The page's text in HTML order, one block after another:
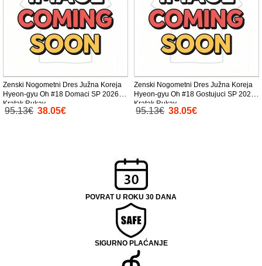
Zenski Nogometni Dres Južna Koreja
Hyeon-gyu Oh #18 Domaci SP 2026
Kratak Rukav
95.13€ 38.05€
Zenski Nogometni Dres Južna Koreja
Hyeon-gyu Oh #18 Gostujuci SP 2026
Kratak Rukav
95.13€ 38.05€
POVRAT U ROKU 30 DANA
SIGURNO PLAĆANJE